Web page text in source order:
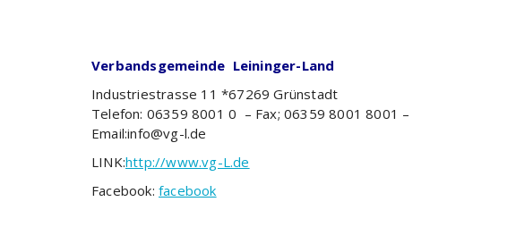
Verbandsgemeinde Leininger-Land
Industriestrasse 11 *67269 Grünstadt
Telefon: 06359 8001 0 – Fax; 06359 8001 8001 –
Email:info@vg-l.de
LINK:http://www.vg-L.de
Facebook: facebook